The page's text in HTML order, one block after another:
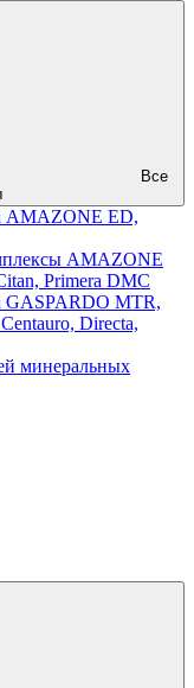
Все
AMAZONE ED,
AMAZONE
Primera DMC
GASPARDO MTR,
Directa,
минеральных